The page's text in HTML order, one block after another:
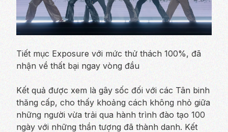
Tiết mục Exposure với mức thử thách 100%, đã
nhận về thất bại ngay vòng đầu
Kết quả được xem là gây sốc đối với các Tân binh
thăng cấp, cho thấy khoảng cách không nhỏ giữa
những người vừa trải qua hành trình đào tạo 100
ngày với những thần tượng đã thành danh. Kết